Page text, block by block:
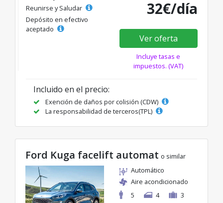
Reunirse y Saludar
Depósito en efectivo
aceptado
32€/día
Ver oferta
Incluye tasas e
impuestos. (VAT)
Incluido en el precio:
Exención de daños por colisión (CDW)
La responsabilidad de terceros(TPL)
Ford Kuga facelift automat o similar
Automático
Aire acondicionado
5
4 3